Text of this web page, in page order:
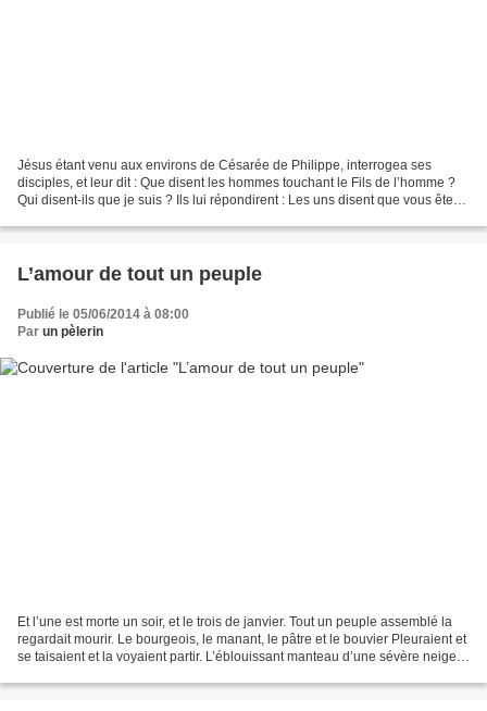
Jésus étant venu aux environs de Césarée de Philippe, interrogea ses
disciples, et leur dit : Que disent les hommes touchant le Fils de l’homme ?
Qui disent-ils que je suis ? Ils lui répondirent : Les uns disent que vous êtes
L’amour de tout un peuple
Publié le 05/06/2014 à 08:00
Par un pèlerin
Et l’une est morte un soir, et le trois de janvier. Tout un peuple assemblé la
regardait mourir. Le bourgeois, le manant, le pâtre et le bouvier Pleuraient et
se taisaient et la voyaient partir. L’éblouissant manteau d’une sévère neige